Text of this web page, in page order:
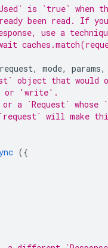
is `true`
been read. If
use a
request, mode, params,
object that would
or 'write'.
a `Request` whose
will make
({